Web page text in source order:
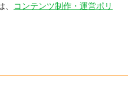
コンテンツ制作・運営ポリ